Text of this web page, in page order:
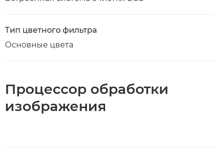
Тип цветного фильтра
Основные цвета
Процессор обработки
изображения